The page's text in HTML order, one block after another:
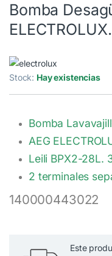
Bomba
Stock: Hay existencias
Bomba
AEG
Leili BPX2-28L.
2 terminales
140000443022
Este